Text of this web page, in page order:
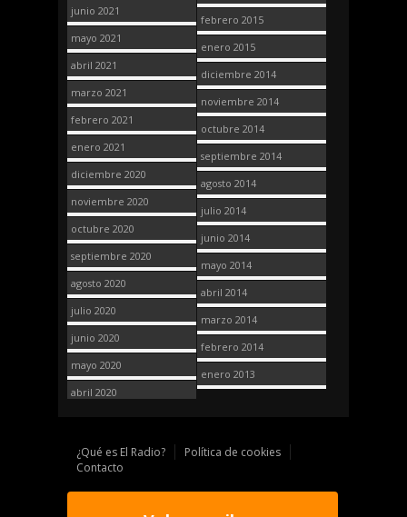
junio 2021
mayo 2021
abril 2021
marzo 2021
febrero 2021
enero 2021
diciembre 2020
noviembre 2020
octubre 2020
septiembre 2020
agosto 2020
julio 2020
junio 2020
mayo 2020
abril 2020
febrero 2015
enero 2015
diciembre 2014
noviembre 2014
octubre 2014
septiembre 2014
agosto 2014
julio 2014
junio 2014
mayo 2014
abril 2014
marzo 2014
febrero 2014
enero 2013
¿Qué es El Radio?
Política de cookies
Contacto